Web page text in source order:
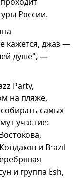
России.
кажется, джаз —
душе", —
Party,
на пляже,
самых
участие:
и Brazil
и группа Esh,